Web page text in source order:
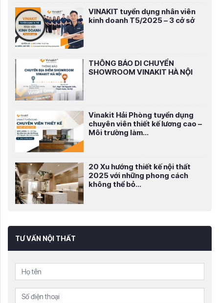
VINAKIT tuyển dụng nhân viên
kinh doanh T5/2025 – 3 cở sở
THÔNG BÁO DI CHUYỂN
SHOWROOM VINAKIT HÀ NỘI
Vinakit Hải Phòng tuyển dụng
chuyên viên thiết kế lương cao –
Môi trường làm...
20 Xu hướng thiết kế nội thất
2025 với những phong cách
không thể bỏ...
TƯ VẤN NỘI THẤT